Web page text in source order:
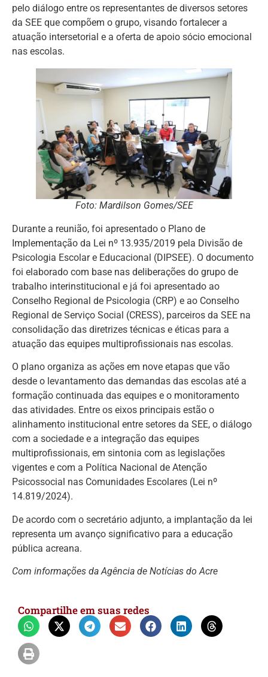
pelo diálogo entre os representantes de diversos setores
da SEE que compõem o grupo, visando fortalecer a
atuação intersetorial e a oferta de apoio sócio emocional
nas escolas.
Foto: Mardilson Gomes/SEE
Durante a reunião, foi apresentado o Plano de
Implementação da Lei nº 13.935/2019 pela Divisão de
Psicologia Escolar e Educacional (DIPSEE). O documento
foi elaborado com base nas deliberações do grupo de
trabalho interinstitucional e já foi apresentado ao
Conselho Regional de Psicologia (CRP) e ao Conselho
Regional de Serviço Social (CRESS), parceiros da SEE na
consolidação das diretrizes técnicas e éticas para a
atuação das equipes multiprofissionais nas escolas.
O plano organiza as ações em nove etapas que vão
desde o levantamento das demandas das escolas até a
formação continuada das equipes e o monitoramento
das atividades. Entre os eixos principais estão o
alinhamento institucional entre setores da SEE, o diálogo
com a sociedade e a integração das equipes
multiprofissionais, em sintonia com as legislações
vigentes e com a Política Nacional de Atenção
Psicossocial nas Comunidades Escolares (Lei nº
14.819/2024).
De acordo com o secretário adjunto, a implantação da lei
representa um avanço significativo para a educação
pública acreana.
Com informações da Agência de Notícias do Acre
Compartilhe em suas redes